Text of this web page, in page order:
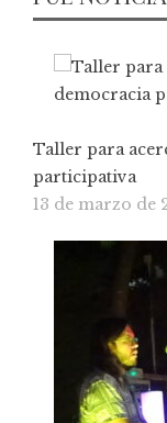
Taller para
participativa
13 de marzo de